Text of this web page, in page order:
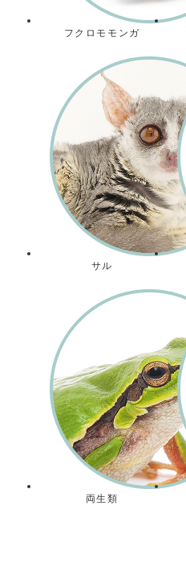
フクロモモンガ
サル
両生類